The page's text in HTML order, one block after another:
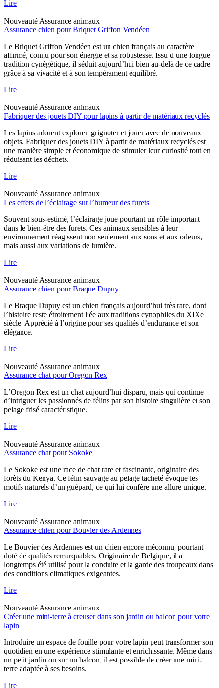
Lire
Nouveauté Assurance animaux
Assurance chien pour Briquet Griffon Vendéen
Le Briquet Griffon Vendéen est un chien français au caractère
affirmé, connu pour son énergie et sa robustesse. Issu d’une longue
tradition cynégétique, il séduit aujourd’hui bien au-delà de ce cadre
grâce à sa vivacité et à son tempérament équilibré.
Lire
Nouveauté Assurance animaux
Fabriquer des jouets DIY pour lapins à partir de matériaux recyclés
Les lapins adorent explorer, grignoter et jouer avec de nouveaux
objets. Fabriquer des jouets DIY à partir de matériaux recyclés est
une manière simple et économique de stimuler leur curiosité tout en
réduisant les déchets.
Lire
Nouveauté Assurance animaux
Les effets de l’éclairage sur l’humeur des furets
Souvent sous-estimé, l’éclairage joue pourtant un rôle important
dans le bien-être des furets. Ces animaux sensibles à leur
environnement réagissent non seulement aux sons et aux odeurs,
mais aussi aux variations de lumière.
Lire
Nouveauté Assurance animaux
Assurance chien pour Braque Dupuy
Le Braque Dupuy est un chien français aujourd’hui très rare, dont
l’histoire reste étroitement liée aux traditions cynophiles du XIXe
siècle. Apprécié à l’origine pour ses qualités d’endurance et son
élégance.
Lire
Nouveauté Assurance animaux
Assurance chat pour Oregon Rex
L’Oregon Rex est un chat aujourd’hui disparu, mais qui continue
d’intriguer les passionnés de félins par son histoire singulière et son
pelage frisé caractéristique.
Lire
Nouveauté Assurance animaux
Assurance chat pour Sokoke
Le Sokoke est une race de chat rare et fascinante, originaire des
forêts du Kenya. Ce félin sauvage au pelage tacheté évoque les
motifs naturels d’un guépard, ce qui lui confère une allure unique.
Lire
Nouveauté Assurance animaux
Assurance chien pour Bouvier des Ardennes
Le Bouvier des Ardennes est un chien encore méconnu, pourtant
doté de qualités remarquables. Originaire de Belgique, il a
longtemps été utilisé pour la conduite et la garde des troupeaux dans
des conditions climatiques exigeantes.
Lire
Nouveauté Assurance animaux
Créer une mini-terre à creuser dans son jardin ou balcon pour votre
lapin
Introduire un espace de fouille pour votre lapin peut transformer son
quotidien en une expérience stimulante et enrichissante. Même dans
un petit jardin ou sur un balcon, il est possible de créer une mini-
terre adaptée à ses besoins.
Lire